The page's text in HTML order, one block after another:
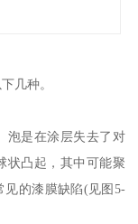
几种。
泡是在涂层失去了对
状凸起，其中可能聚
见的漆膜缺陷(见图5-